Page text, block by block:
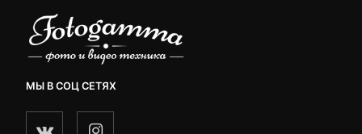
МЫ В СОЦ СЕТЯХ